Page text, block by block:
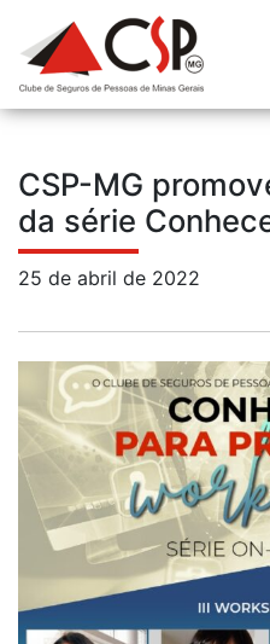
CSP-MG
da série
25 de abril de 2022